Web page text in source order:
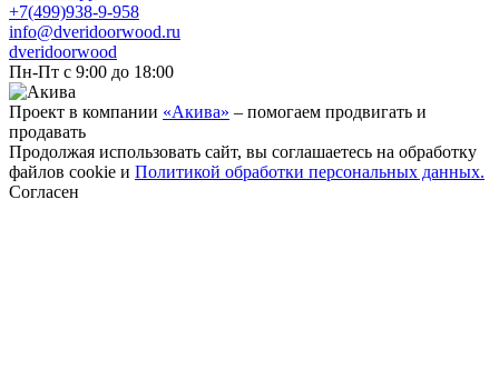
+7(499)938-9-958
info@dveridoorwood.ru
dveridoorwood
Пн-Пт с 9:00 до 18:00
Проект в компании «Акива» – помогаем продвигать и
продавать
Продолжая использовать сайт, вы соглашаетесь на обработку
файлов cookie и Политикой обработки персональных данных.
Согласен